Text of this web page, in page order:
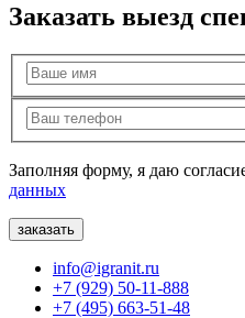
Заказать выезд
Заполняя форму, я даю
данных
info@igranit.ru
+7 (929) 50-11-888
+7 (495) 663-51-48